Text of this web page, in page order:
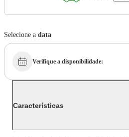
Selecione a data
Verifique a disponibilidade:
Características